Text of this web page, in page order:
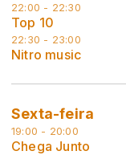
22:00 - 22:30
Top 10
22:30 - 23:00
Nitro music
Sexta-feira
19:00 - 20:00
Chega Junto